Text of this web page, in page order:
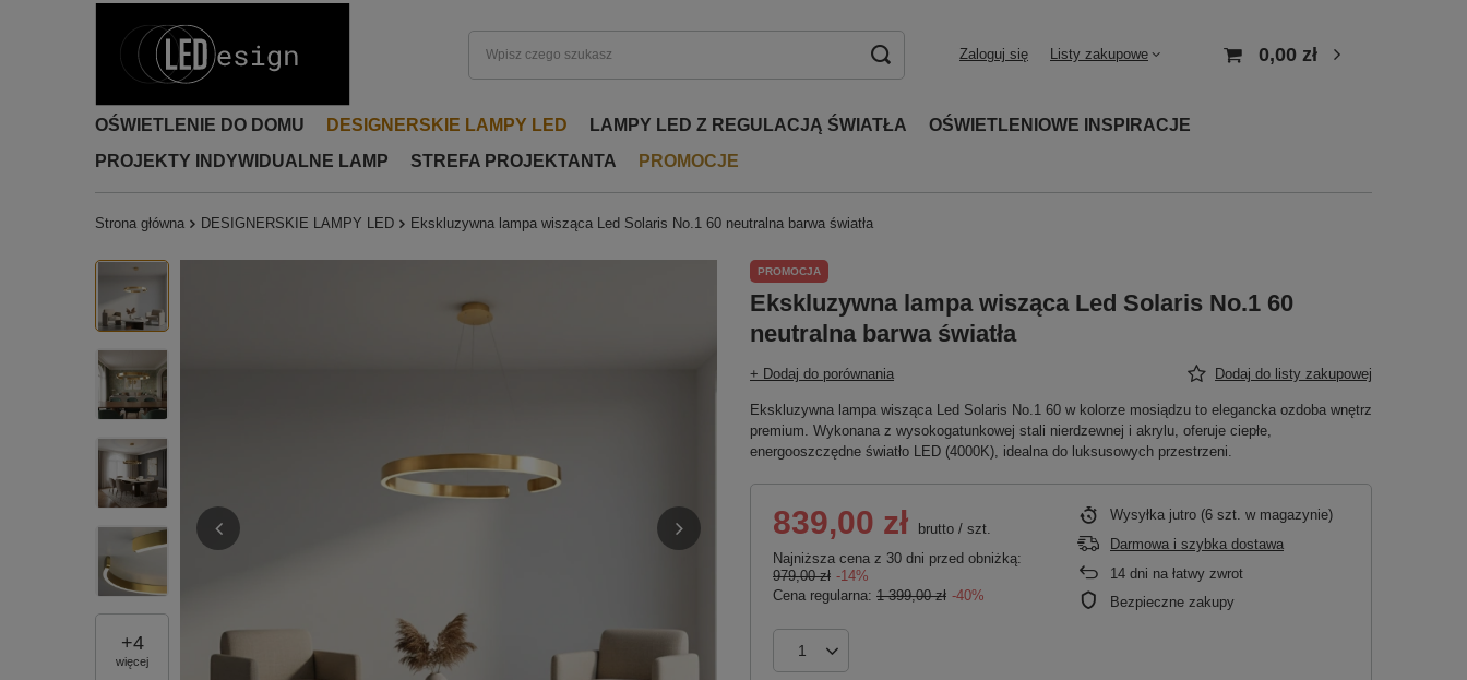
Zaloguj się Listy zakupowe 0,00 zł
OŚWIETLENIE DO DOMU DESIGNERSKIE LAMPY LED LAMPY LED Z REGULACJĄ ŚWIATŁA
OŚWIETLENIOWE INSPIRACJE
PROJEKTY INDYWIDUALNE LAMP
STREFA PROJEKTANTA PROMOCJE
Strona główna DESIGNERSKIE LAMPY LED Ekskluzywna lampa wisząca Led Solaris No.1 60 neutralna barwa światła
+4
więcej
PROMOCJA
Ekskluzywna lampa wisząca Led Solaris No.1 60
neutralna barwa światła
+ Dodaj do porównania Dodaj do listy zakupowej
Ekskluzywna lampa wisząca Led Solaris No.1 60 w kolorze mosiądzu to elegancka ozdoba wnętrz
premium. Wykonana z wysokogatunkowej stali nierdzewnej i akrylu, oferuje ciepłe,
energooszczędne światło LED (4000K), idealna do luksusowych przestrzeni.
839,00 zł brutto / szt.
Najniższa cena z 30 dni przed obniżką:
979,00 zł -14%
Cena regularna: 1 399,00 zł -40%
Wysyłka jutro (6 szt. w magazynie)
Darmowa i szybka dostawa
14 dni na łatwy zwrot
Bezpieczne zakupy